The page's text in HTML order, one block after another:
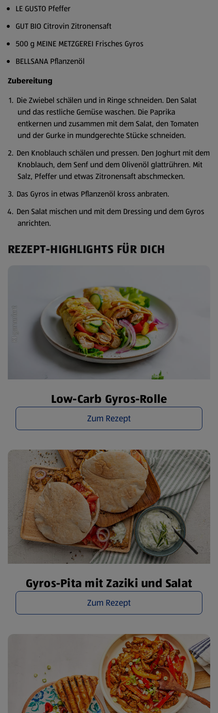
LE GUSTO Pfeffer
GUT BIO Citrovin Zitronensaft
500 g MEINE METZGEREI Frisches Gyros
BELLSANA Pflanzenöl
Zubereitung
Die Zwiebel schälen und in Ringe schneiden. Den Salat
und das restliche Gemüse waschen. Die Paprika
entkernen und zusammen mit dem Salat, den Tomaten
und der Gurke in mundgerechte Stücke schneiden.
Den Knoblauch schälen und pressen. Den Joghurt mit dem
Knoblauch, dem Senf und dem Olivenöl glattrühren. Mit
Salz, Pfeffer und etwas Zitronensaft abschmecken.
Das Gyros in etwas Pflanzenöl kross anbraten.
Den Salat mischen und mit dem Dressing und dem Gyros
anrichten.
REZEPT-HIGHLIGHTS FÜR DICH
Low-Carb Gyros-Rolle
Zum Rezept
Gyros-Pita mit Zaziki und Salat
Zum Rezept